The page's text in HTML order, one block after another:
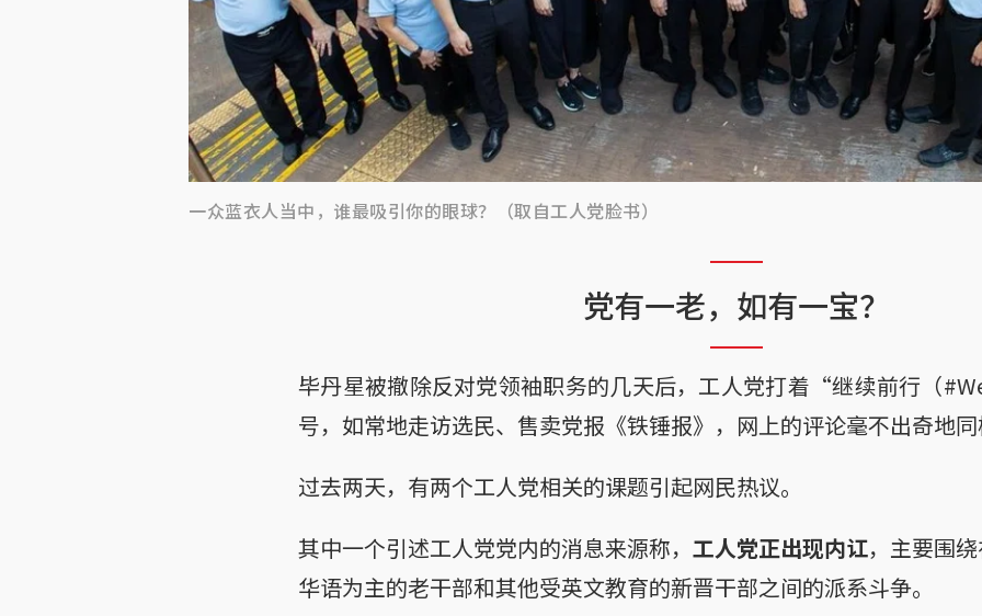
一众蓝衣人当中，谁最吸引你的眼球？（取自工人党脸书）
党有一老，如有一宝？
毕丹星被撤除反对党领袖职务的几天后，工人党打着“继续前行（
号，如常地走访选民、售卖党报《铁锤报》，网上的评论毫不出奇地
过去两天，有两个工人党相关的课题引起网民热议。
其中一个引述工人党党内的消息来源称， 工人党正出现内讧，主要围
华语为主的老干部和其他受英文教育的新晋干部之间的派系斗争。